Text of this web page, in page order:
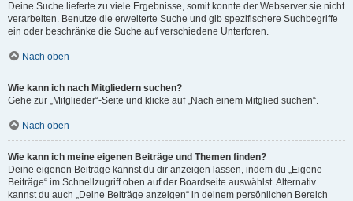
Deine Suche lieferte zu viele Ergebnisse, somit konnte der Webserver sie nicht
verarbeiten. Benutze die erweiterte Suche und gib spezifischere Suchbegriffe
ein oder beschränke die Suche auf verschiedene Unterforen.
Nach oben
Wie kann ich nach Mitgliedern suchen?
Gehe zur „Mitglieder“-Seite und klicke auf „Nach einem Mitglied suchen“.
Nach oben
Wie kann ich meine eigenen Beiträge und Themen finden?
Deine eigenen Beiträge kannst du dir anzeigen lassen, indem du „Eigene
Beiträge“ im Schnellzugriff oben auf der Boardseite auswählst. Alternativ
kannst du auch „Deine Beiträge anzeigen“ in deinem persönlichen Bereich